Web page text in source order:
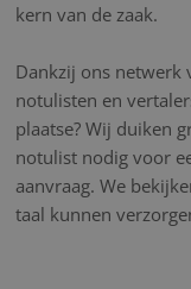
kern van de zaak.
Dankzij ons netwerk
notulisten en
plaatse? Wij duiken
notulist nodig voor
aanvraag. We
taal kunnen